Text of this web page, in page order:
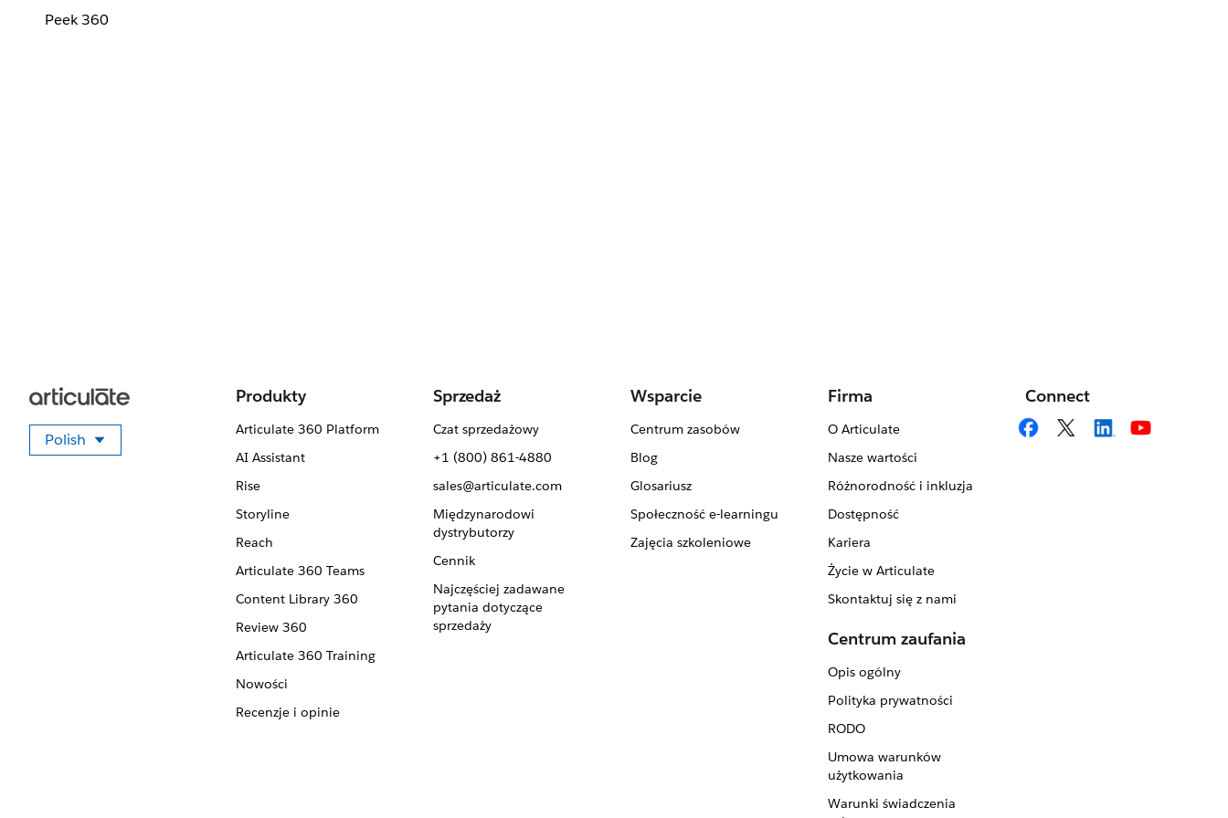
Peek 360
Polish
Wybierz swój język
Produkty
Articulate 360 Platform
AI Assistant
Rise
Storyline
Reach
Articulate 360 Teams
Content Library 360
Review 360
Articulate 360 Training
Nowości
Recenzje i opinie
Sprzedaż
Czat sprzedażowy
+1 (800) 861-4880
sales@articulate.com
Międzynarodowi
dystrybutorzy
Cennik
Najczęściej zadawane
pytania dotyczące
sprzedaży
Wsparcie
Centrum zasobów
Blog
Glosariusz
Społeczność e-learningu
Zajęcia szkoleniowe
Firma
O Articulate
Nasze wartości
Różnorodność i inkluzja
Dostępność
Kariera
Życie w Articulate
Skontaktuj się z nami
Centrum zaufania
Opis ogólny
Polityka prywatności
RODO
Umowa warunków
użytkowania
Warunki świadczenia
Connect